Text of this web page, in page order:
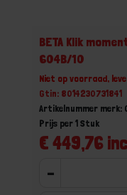
BETA Klik
604B/10
Niet op voorraad,
Gtin: 8014230731841
Artikelnummer
€ 449,76
Prijs per 1 Stuk
-